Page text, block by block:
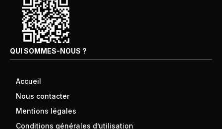
QUI SOMMES-NOUS ?
Accueil
Nous contacter
Mentions légales
Conditions générales d’utilisation